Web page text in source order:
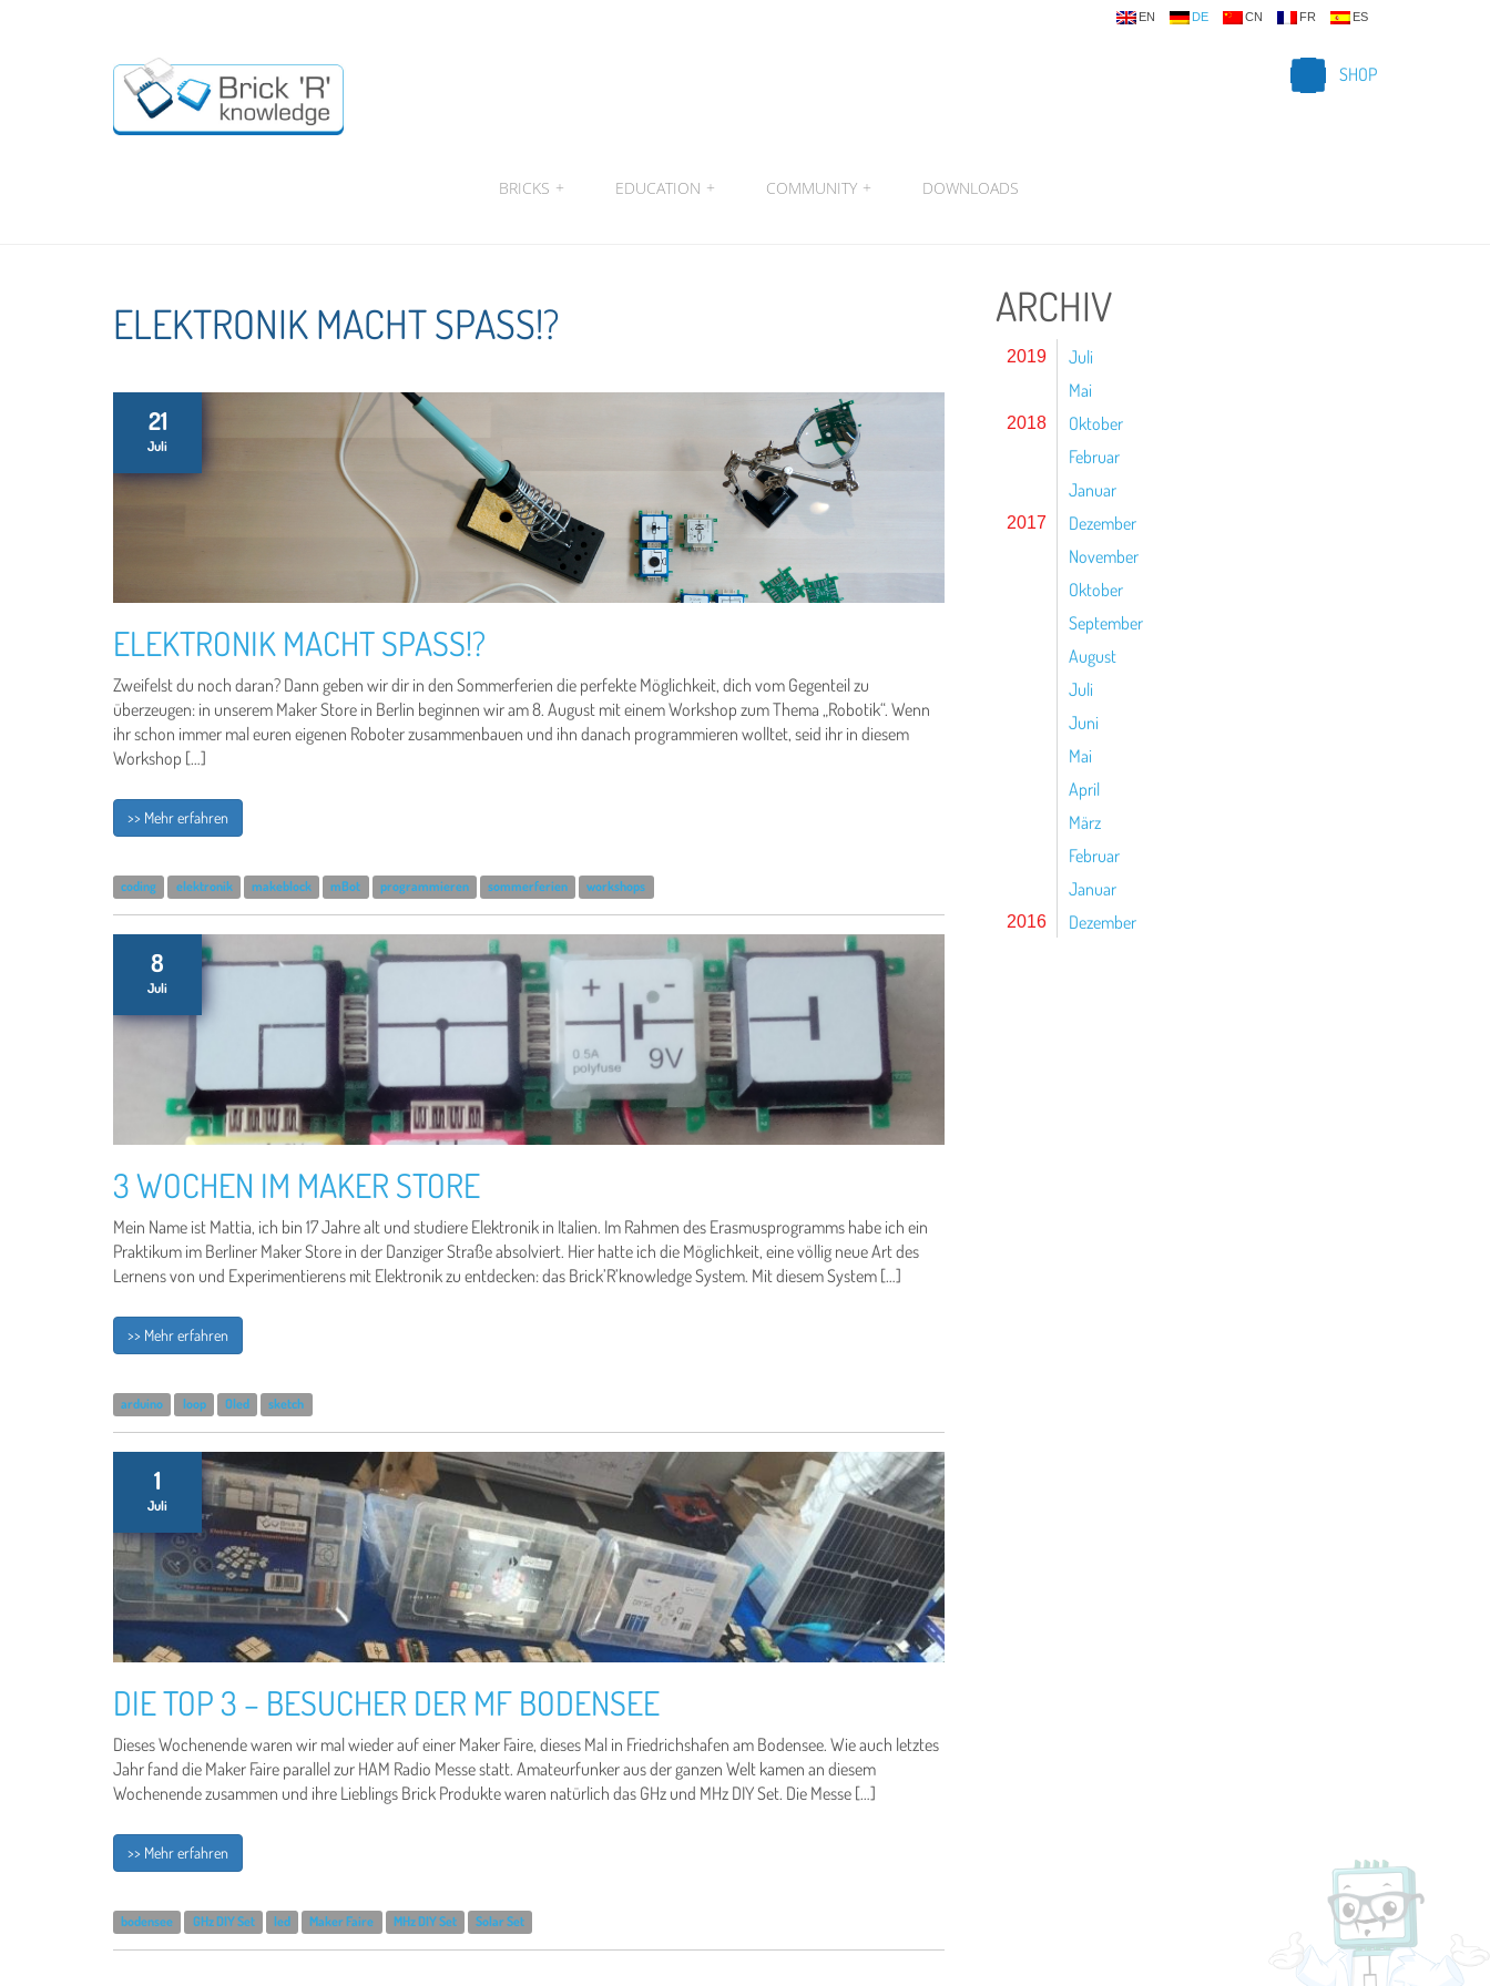
EN DE CN FR ES
SHOP
BRICKS + EDUCATION + COMMUNITY + DOWNLOADS
ELEKTRONIK MACHT SPASS!?
21
Juli
ELEKTRONIK MACHT SPASS!?
Zweifelst du noch daran? Dann geben wir dir in den Sommerferien die perfekte Möglichkeit, dich vom Gegenteil zu
überzeugen: in unserem Maker Store in Berlin beginnen wir am 8. August mit einem Workshop zum Thema „Robotik“. Wenn
ihr schon immer mal euren eigenen Roboter zusammenbauen und ihn danach programmieren wolltet, seid ihr in diesem
Workshop […]
>> Mehr erfahren
coding elektronik makeblock mBot programmieren sommerferien workshops
8
Juli
3 WOCHEN IM MAKER STORE
Mein Name ist Mattia, ich bin 17 Jahre alt und studiere Elektronik in Italien. Im Rahmen des Erasmusprogramms habe ich ein
Praktikum im Berliner Maker Store in der Danziger Straße absolviert. Hier hatte ich die Möglichkeit, eine völlig neue Art des
Lernens von und Experimentierens mit Elektronik zu entdecken: das Brick’R’knowledge System. Mit diesem System […]
>> Mehr erfahren
arduino loop Oled sketch
1
Juli
DIE TOP 3 – BESUCHER DER MF BODENSEE
Dieses Wochenende waren wir mal wieder auf einer Maker Faire, dieses Mal in Friedrichshafen am Bodensee. Wie auch letztes
Jahr fand die Maker Faire parallel zur HAM Radio Messe statt. Amateurfunker aus der ganzen Welt kamen an diesem
Wochenende zusammen und ihre Lieblings Brick Produkte waren natürlich das GHz und MHz DIY Set. Die Messe […]
>> Mehr erfahren
bodensee GHz DIY Set led Maker Faire MHz DIY Set Solar Set
ARCHIV
2019
Juli
Mai
2018
Oktober
Februar
Januar
2017
Dezember
November
Oktober
September
August
Juli
Juni
Mai
April
März
Februar
Januar
2016 Dezember